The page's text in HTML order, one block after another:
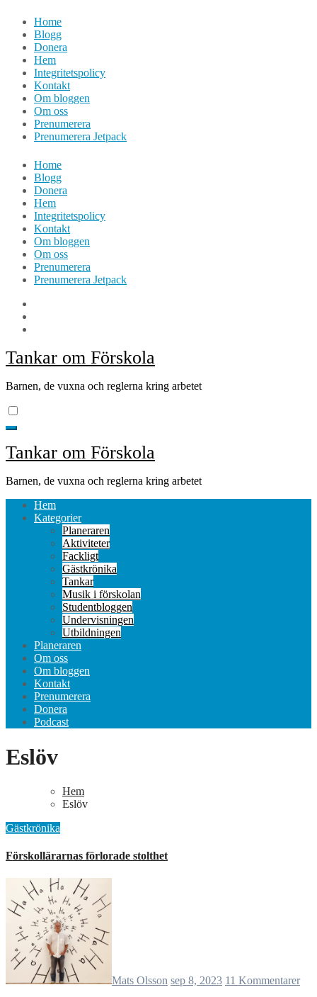
Hoppa
innehåll
Home
Blogg
Donera
Hem
Integritetspolicy
Kontakt
Om bloggen
Om oss
Prenumerera
Prenumerera Jetpack
Home
Blogg
Donera
Hem
Integritetspolicy
Kontakt
Om bloggen
Om oss
Prenumerera
Prenumerera Jetpack
Tankar om Förskola
Barnen, de vuxna och reglerna kring arbetet
Tankar om Förskola
Barnen, de vuxna och reglerna kring arbetet
Hem
Kategorier
Planeraren
Aktiviteter
Fackligt
Gästkrönika
Tankar
Musik i förskolan
Studentbloggen
Undervisningen
Utbildningen
Planeraren
Om oss
Om bloggen
Kontakt
Prenumerera
Donera
Podcast
Eslöv
Hem
Eslöv
Gästkrönika
Förskollärarnas förlorade stolthet
Mats Olsson sep 8, 2023 11 Kommentarer